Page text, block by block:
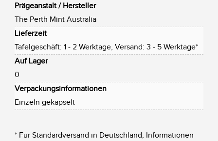
Prägeanstalt / Hersteller
The Perth Mint Australia
Lieferzeit
Tafelgeschäft: 1 - 2 Werktage, Versand: 3 - 5 Werktage*
Auf Lager
0
Verpackungsinformationen
Einzeln gekapselt
* Für Standardversand in Deutschland, Informationen